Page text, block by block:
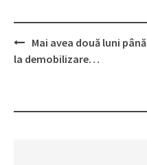
Post
Mai avea două luni până
la demobilizare…